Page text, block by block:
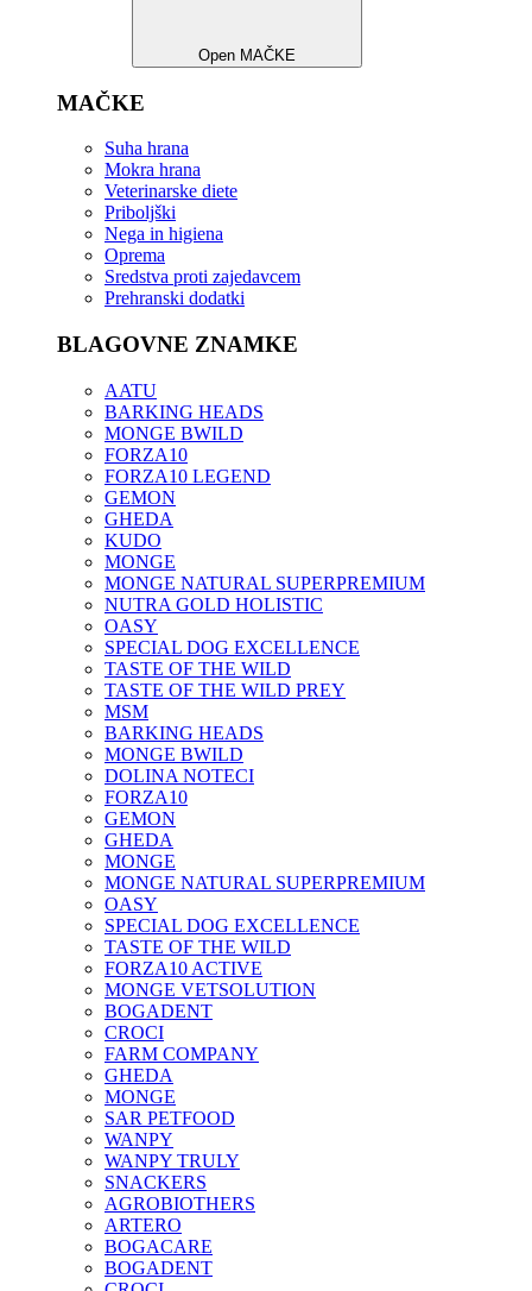
Open MAČKE
MAČKE
Suha hrana
Mokra hrana
Veterinarske diete
Priboljški
Nega in higiena
Oprema
Sredstva proti zajedavcem
Prehranski dodatki
BLAGOVNE ZNAMKE
AATU
BARKING HEADS
MONGE BWILD
FORZA10
FORZA10 LEGEND
GEMON
GHEDA
KUDO
MONGE
MONGE NATURAL SUPERPREMIUM
NUTRA GOLD HOLISTIC
OASY
SPECIAL DOG EXCELLENCE
TASTE OF THE WILD
TASTE OF THE WILD PREY
MSM
BARKING HEADS
MONGE BWILD
DOLINA NOTECI
FORZA10
GEMON
GHEDA
MONGE
MONGE NATURAL SUPERPREMIUM
OASY
SPECIAL DOG EXCELLENCE
TASTE OF THE WILD
FORZA10 ACTIVE
MONGE VETSOLUTION
BOGADENT
CROCI
FARM COMPANY
GHEDA
MONGE
SAR PETFOOD
WANPY
WANPY TRULY
SNACKERS
AGROBIOTHERS
ARTERO
BOGACARE
BOGADENT